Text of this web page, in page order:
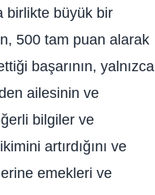
birlikte büyük bir
500 tam puan alarak
başarının, yalnızca
ailesinin ve
bilgiler ve
artırdığını ve
emekleri ve